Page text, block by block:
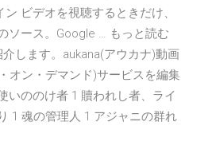
ビデオを視聴するときだけ、
ソース。Google … もっと読む
します。aukana(アウカナ)動画
オン・デマンド)サービスを編集
いののけ者 1 贖われし者、ライ
1 魂の管理人 1 アジャニの群れ